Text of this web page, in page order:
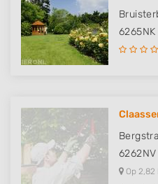
6265NK
6262NV
Op 2,82